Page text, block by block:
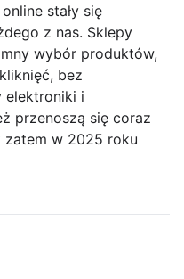
stały się
z nas. Sklepy
wybór produktów,
bez
elektroniki i
przenoszą się coraz
zatem w 2025 roku